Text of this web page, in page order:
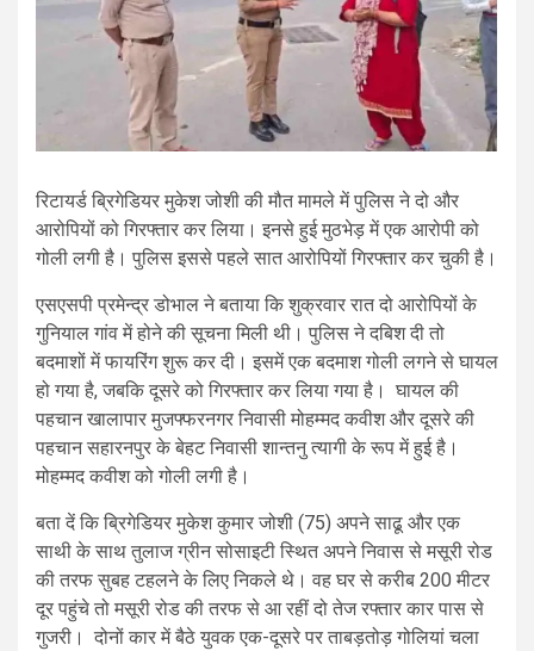
रिटायर्ड ब्रिगेडियर मुकेश जोशी की मौत मामले में पुलिस ने दो और
आरोपियों को गिरफ्तार कर लिया। इनसे हुई मुठभेड़ में एक आरोपी को
गोली लगी है। पुलिस इससे पहले सात आरोपियों गिरफ्तार कर चुकी है।
एसएसपी प्रमेन्द्र डोभाल ने बताया कि शुक्रवार रात दो आरोपियों के
गुनियाल गांव में होने की सूचना मिली थी। पुलिस ने दबिश दी तो
बदमाशों में फायरिंग शुरू कर दी। इसमें एक बदमाश गोली लगने से घायल
हो गया है, जबकि दूसरे को गिरफ्तार कर लिया गया है। घायल की
पहचान खालापार मुजफ्फरनगर निवासी मोहम्मद कवीश और दूसरे की
पहचान सहारनपुर के बेहट निवासी शान्तनु त्यागी के रूप में हुई है।
मोहम्मद कवीश को गोली लगी है।
बता दें कि ब्रिगेडियर मुकेश कुमार जोशी (75) अपने साढू और एक
साथी के साथ तुलाज ग्रीन सोसाइटी स्थित अपने निवास से मसूरी रोड
की तरफ सुबह टहलने के लिए निकले थे। वह घर से करीब 200 मीटर
दूर पहुंचे तो मसूरी रोड की तरफ से आ रहीं दो तेज रफ्तार कार पास से
गुजरी। दोनों कार में बैठे युवक एक-दूसरे पर ताबड़तोड़ गोलियां चला